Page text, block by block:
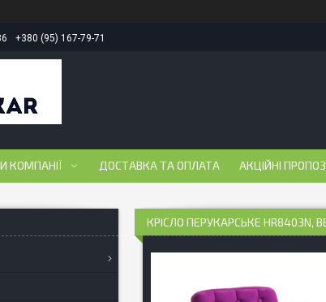
+380 (95) 167-79-71
КОМПАНІЇ ДОСТАВКА ТА ОПЛАТА АКЦІЙНІ
КРІСЛО ПЕРУКАРСЬКЕ НR8403N,